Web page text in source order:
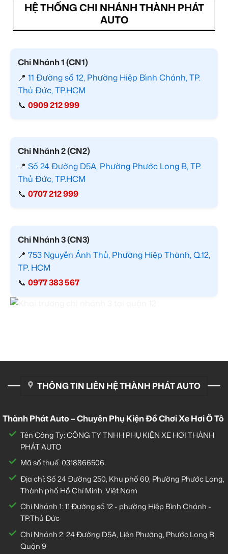
HỆ THỐNG CHI NHÁNH THÀNH PHÁT
AUTO
Chi Nhánh 1 (CN1)
📍 11 Đường số 12, Phường Hiệp Bình Chánh, TP.
Thủ Đức, TP.HCM
📞 0909 212 999
Chi Nhánh 2 (CN2)
📍 Số 24 Đường D5A, Phường Phước Long B, TP.
Thủ Đức, TP.HCM
📞 0707 212 999
Chi Nhánh 3 (CN3)
📍 753 Nguyễn Ảnh Thủ, Phường Hiệp Thành, Q.12,
TP. HCM
📞 0977 383 567
THÔNG TIN LIÊN HỆ THÀNH PHÁT AUTO
Thành Phát Auto – Chuyên Phụ Kiện Đồ Chơi Xe Hơi Ô Tô
Tên Công Ty: CÔNG TY TNHH PHỤ KIỆN XE HƠI THÀNH
PHÁT AUTO
Mã số thuế: 0318866506
Địa chỉ: Số 24 Đường 250, Khu phố 60, Phường Phước Long,
Thành phố Hồ Chí Minh, Việt Nam
Chi Nhánh 1:11 Đường số 12 - phường Hiệp Bình Chánh -
TP.Thủ Đức
Chi Nhánh 2:24 Đường D5A, Liên Phường, Phước Long B,
Quận 9